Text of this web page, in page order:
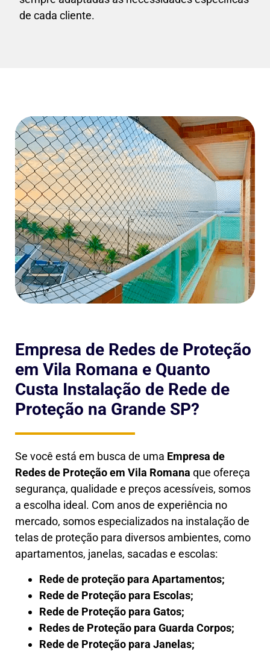
de cada cliente.
Empresa de Redes de Proteção
em Vila Romana e Quanto
Custa Instalação de Rede de
Proteção na Grande SP?
Se você está em busca de uma Empresa de
Redes de Proteção em Vila Romana que ofereça
segurança, qualidade e preços acessíveis, somos
a escolha ideal. Com anos de experiência no
mercado, somos especializados na instalação de
telas de proteção para diversos ambientes, como
apartamentos, janelas, sacadas e escolas:
Rede de proteção para Apartamentos;
Rede de Proteção para Escolas;
Rede de Proteção para Gatos;
Redes de Proteção para Guarda Corpos;
Rede de Proteção para Janelas;